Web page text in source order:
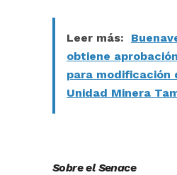
Leer más:
obtiene
para modificación
Unidad Minera
Sobre el Senace